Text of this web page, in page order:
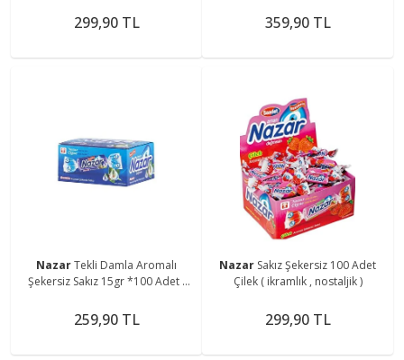
299,90 TL 359,90 TL
NazarTekli Damla Aromalı
Şekersiz Sakız 15gr *100 Adet (
259,90 TL
Nazar Sakız Şekersiz 100 Adet
Çilek ( ikramlık , nostaljik )
299,90 TL